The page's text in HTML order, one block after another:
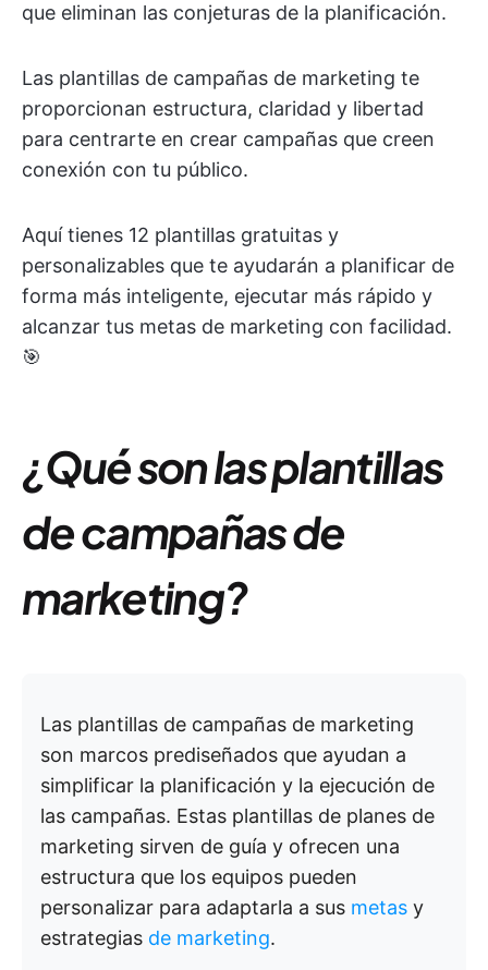
que eliminan las conjeturas de la planificación.
Las plantillas de campañas de marketing te
proporcionan estructura, claridad y libertad
para centrarte en crear campañas que creen
conexión con tu público.
Aquí tienes 12 plantillas gratuitas y
personalizables que te ayudarán a planificar de
forma más inteligente, ejecutar más rápido y
alcanzar tus metas de marketing con facilidad.
🎯
¿Qué son las plantillas
de campañas de
marketing?
Las plantillas de campañas de marketing
son marcos prediseñados que ayudan a
simplificar la planificación y la ejecución de
las campañas. Estas plantillas de planes de
marketing sirven de guía y ofrecen una
estructura que los equipos pueden
personalizar para adaptarla a sus metas y
estrategias de marketing.